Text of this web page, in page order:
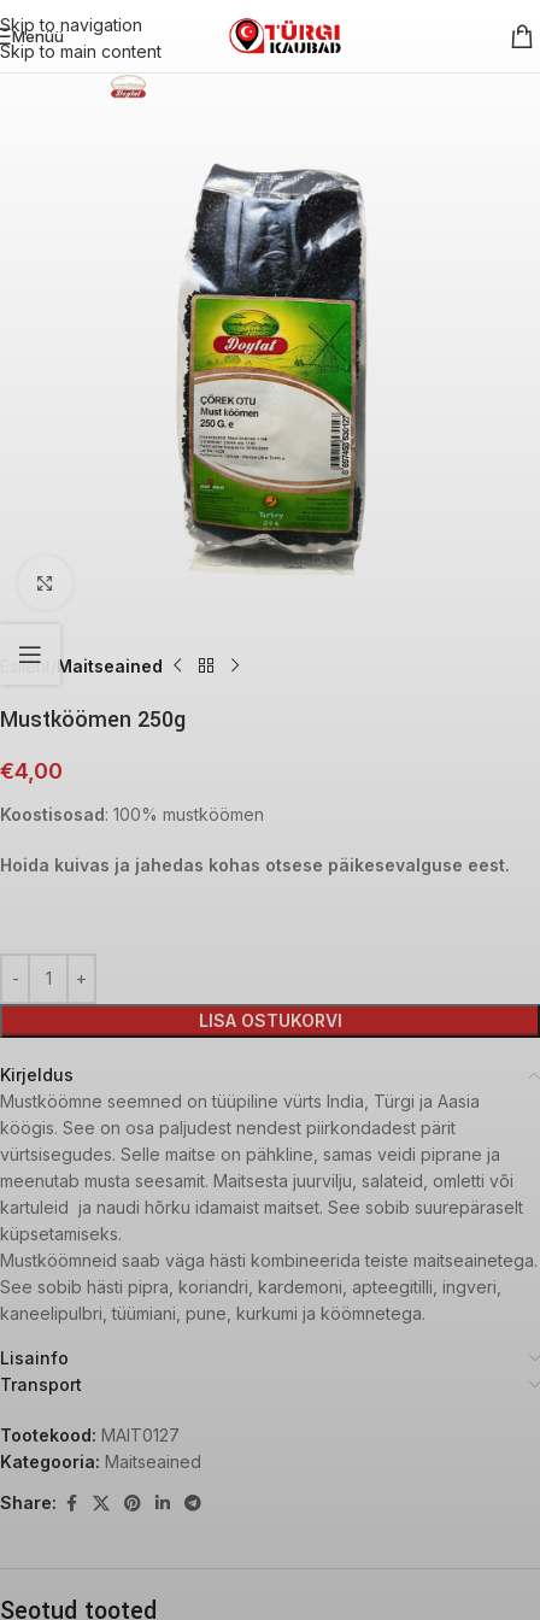
Skip to navigation
Skip to main content
Menüü
Esileht Maitseained
Mustköömen 250g
€4,00
Koostisosad: 100% mustköömen
Hoida kuivas ja jahedas kohas otsese päikesevalguse eest.
LISA OSTUKORVI
Kirjeldus
Mustköömne seemned on tüüpiline vürts India, Türgi ja Aasia
köögis. See on osa paljudest nendest piirkondadest pärit
vürtsisegudes. Selle maitse on pähkline, samas veidi piprane ja
meenutab musta seesamit. Maitsesta juurvilju, salateid, omletti või
kartuleid ja naudi hõrku idamaist maitset. See sobib suurepäraselt
küpsetamiseks.
Mustköömneid saab väga hästi kombineerida teiste maitseainetega.
See sobib hästi pipra, koriandri, kardemoni, apteegitilli, ingveri,
kaneelipulbri, tüümiani, pune, kurkumi ja köömnetega.
Lisainfo
Transport
Tootekood: MAIT0127
Kategooria: Maitseained
Share:
Seotud tooted